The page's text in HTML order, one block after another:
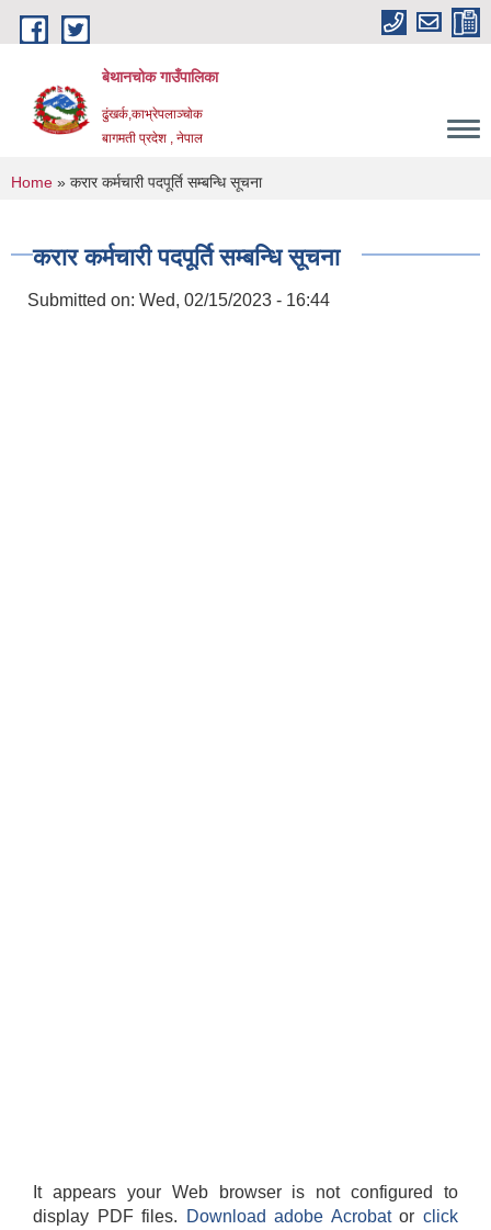
Skip to main content
बेथानचोक गाउँपालिका
ढुंखर्क,काभ्रेपलाञ्चाेक
बागमती प्रदेश , नेपाल
You are here
Home » करार कर्मचारी पदपूर्ति सम्बन्धि सूचना
करार कर्मचारी पदपूर्ति सम्बन्धि सूचना
Submitted on: Wed, 02/15/2023 - 16:44
It appears your Web browser is not configured to
display PDF files.
Download adobe Acrobatorclick